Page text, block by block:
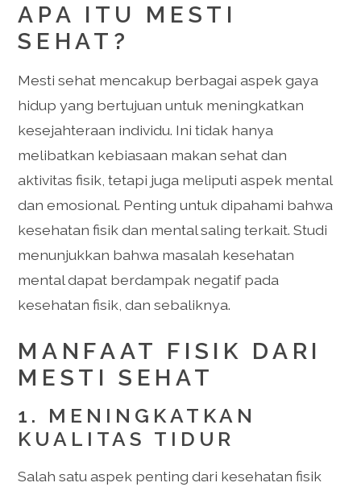
APA ITU MESTI
SEHAT?
Mesti sehat mencakup berbagai aspek gaya
hidup yang bertujuan untuk meningkatkan
kesejahteraan individu. Ini tidak hanya
melibatkan kebiasaan makan sehat dan
aktivitas fisik, tetapi juga meliputi aspek mental
dan emosional. Penting untuk dipahami bahwa
kesehatan fisik dan mental saling terkait. Studi
menunjukkan bahwa masalah kesehatan
mental dapat berdampak negatif pada
kesehatan fisik, dan sebaliknya.
MANFAAT FISIK DARI
MESTI SEHAT
1. MENINGKATKAN
KUALITAS TIDUR
Salah satu aspek penting dari kesehatan fisik